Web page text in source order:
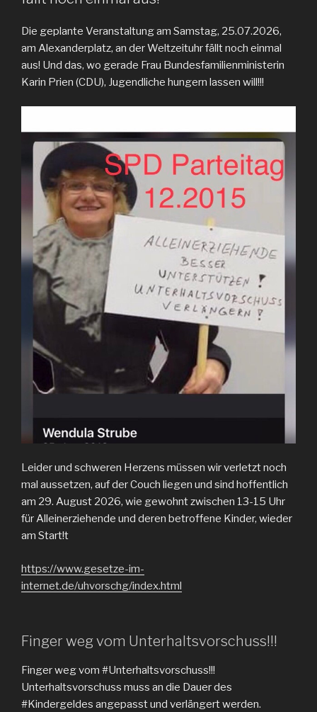
Die geplante Veranstaltung am Samstag, 25.07.2026,
am Alexanderplatz, an der Weltzeituhr fällt noch einmal
aus! Und das, wo gerade Frau Bundesfamilienministerin
Karin Prien (CDU), Jugendliche hungern lassen will!!!
Leider und schweren Herzens müssen wir verletzt noch
mal aussetzen, auf der Couch liegen und sind hoffentlich
am 29. August 2026, wie gewohnt zwischen 13-15 Uhr
für Alleinerziehende und deren betroffene Kinder, wieder
am Start!t
https://www.gesetze-im-
internet.de/uhvorschg/index.html
Finger weg vom Unterhaltsvorschuss!!!
Finger weg vom #Unterhaltsvorschuss!!!
Unterhaltsvorschuss muss an die Dauer des
#Kindergeldes angepasst und verlängert werden.